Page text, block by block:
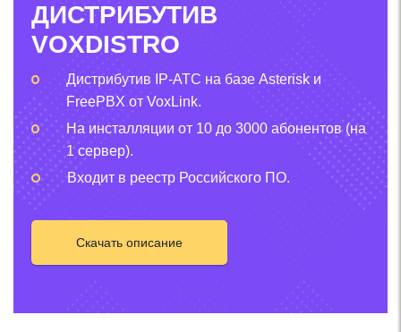
ДИСТРИБУТИВ
VOXDISTRO
Дистрибутив IP-АТС на базе Asterisk и
FreePBX от VoxLink.
На инсталляции от 10 до 3000 абонентов (на
1 сервер).
Входит в реестр Российского ПО.
Скачать описание